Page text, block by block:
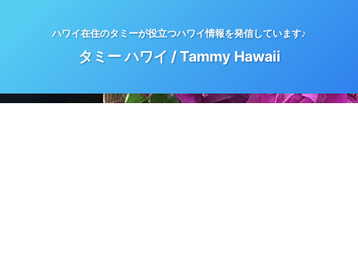
ハワイ在住のタミーが役立つハワイ情報を発信しています♪
タミー ハワイ / Tammy Hawaii